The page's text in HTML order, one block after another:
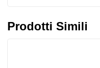
Prodotti Simili